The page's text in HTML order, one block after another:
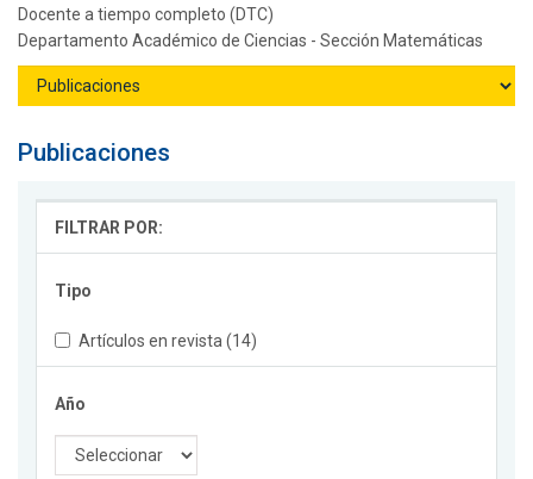
Docente a tiempo completo (DTC)
Departamento Académico de Ciencias - Sección Matemáticas
Publicaciones
FILTRAR POR:
Tipo
Artículos en revista (14)
Año